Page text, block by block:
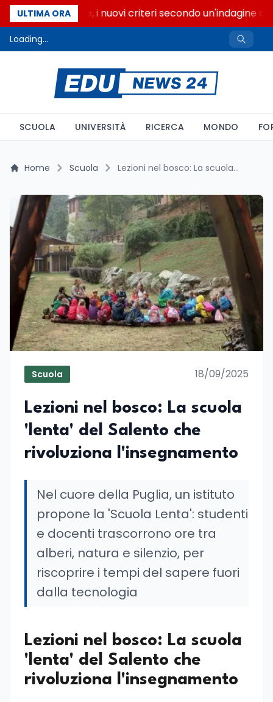
ULTIMA ORA
Gite scolastiche, i nuovi criteri secondo un'indagine di
Loading...
SCUOLA UNIVERSITÀ RICERCA MONDO
Home Scuola Lezioni nel bosco: La scuola 'lenta' del Salento che rivoluziona l'insegnamento
Scuola 18/09/2025
Lezioni nel bosco: La scuola
'lenta' del Salento che
rivoluziona l'insegnamento
Nel cuore della Puglia, un istituto
propone la 'Scuola Lenta': studenti
e docenti trascorrono ore tra
alberi, natura e silenzio, per
riscoprire i tempi del sapere fuori
dalla tecnologia
Lezioni nel bosco: La scuola
'lenta' del Salento che
rivoluziona l'insegnamento